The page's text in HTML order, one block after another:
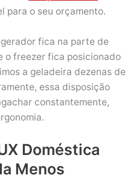
para o seu orçamento.
fica na parte de
o freezer fica posicionado
a geladeira dezenas de
essa disposição
constantemente,
Doméstica
Menos